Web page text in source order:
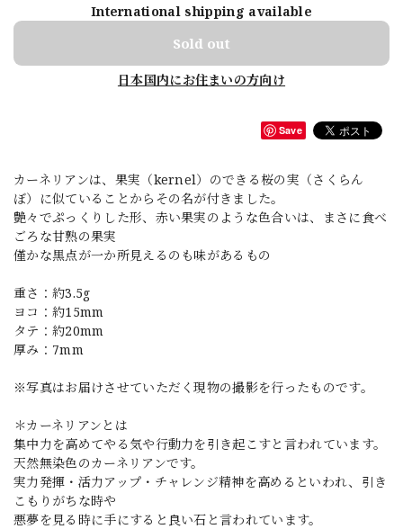
International shipping available
Sold out
日本国内にお住まいの方向け
Save
カーネリアンは、果実（kernel）のできる桜の実（さくらん
ぼ）に似ていることからその名が付きました。
艶々でぷっくりした形、赤い果実のような色合いは、まさに食べ
ごろな甘熟の果実
僅かな黒点が一か所見えるのも味があるもの
重さ：約3.5g
ヨコ：約15mm
タテ：約20mm
厚み：7mm
※写真はお届けさせていただく現物の撮影を行ったものです。
＊カーネリアンとは
集中力を高めてやる気や行動力を引き起こすと言われています。
天然無染色のカーネリアンです。
実力発揮・活力アップ・チャレンジ精神を高めるといわれ、引き
こもりがちな時や
悪夢を見る時に手にすると良い石と言われています。